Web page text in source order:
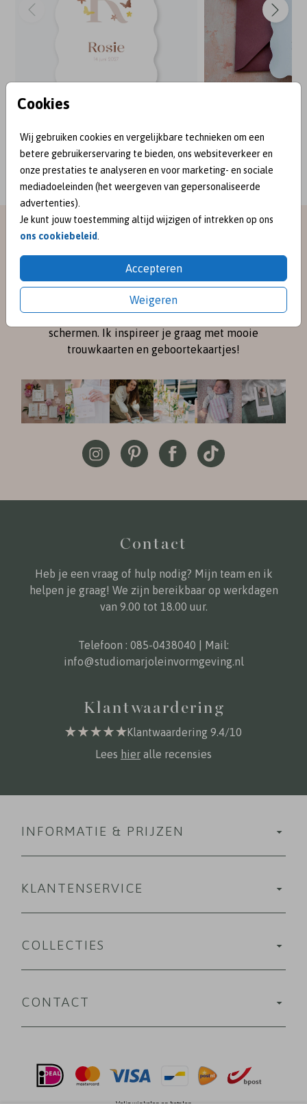
Cookies
Wij gebruiken cookies en vergelijkbare technieken om een
betere gebruikerservaring te bieden, ons websiteverkeer en
onze prestaties te analyseren en voor marketing- en sociale
mediadoeleinden (het weergeven van gepersonaliseerde
advertenties).
Je kunt jouw toestemming altijd wijzigen of intrekken op ons
ons cookiebeleid
Accepteren
Weigeren
BEKEND VAN:
meet me on
SOCIAL MEDIA
Instagramen
nieuwste ontwerpen en een kijkje achter de
schermen. Ik inspireer je graag met mooie
trouwkaarten en geboortekaartjes!
Contact
Heb je een vraag of hulp nodig? Mijn team en ik
helpen je graag! We zijn bereikbaar op werkdagen
van 9.00 tot 18.00 uur.
Telefoon : 085-0438040 | Mail:
info@studiomarjoleinvormgeving.nl
Klantwaardering
Klantwaardering 9.4/10
Lees hier alle recensies
INFORMATIE & PRIJZEN
KLANTENSERVICE
COLLECTIES
CONTACT